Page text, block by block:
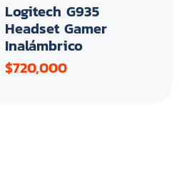
Logitech G935
Headset Gamer
Inalámbrico
$720,000